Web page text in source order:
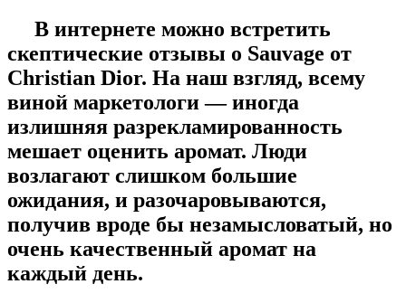
В интернете можно встретить
скептические отзывы о Sauvage от
Christian Dior. На наш взгляд, всему
виной маркетологи — иногда
излишняя разрекламированность
мешает оценить аромат. Люди
возлагают слишком большие
ожидания, и разочаровываются,
получив вроде бы незамысловатый, но
очень качественный аромат на
каждый день.